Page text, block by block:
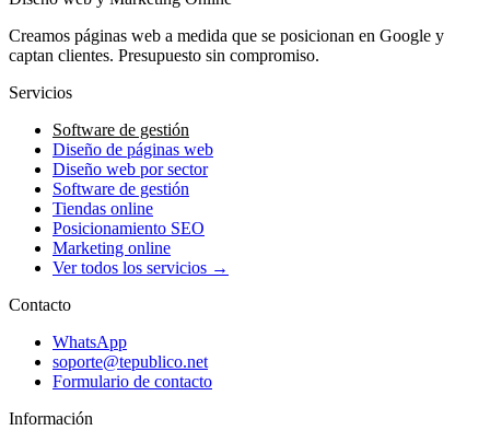
Creamos páginas web a medida que se posicionan en Google y
captan clientes. Presupuesto sin compromiso.
Servicios
Software de gestión
Diseño de páginas web
Diseño web por sector
Software de gestión
Tiendas online
Posicionamiento SEO
Marketing online
Ver todos los servicios →
Contacto
WhatsApp
soporte@tepublico.net
Formulario de contacto
Información